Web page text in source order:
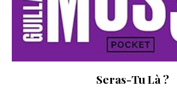
Seras-Tu Là ?